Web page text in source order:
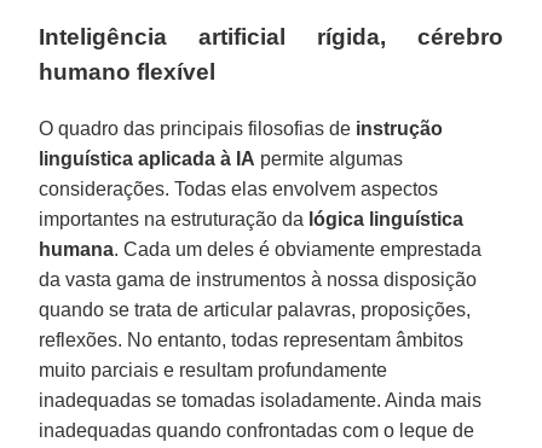
Inteligência artificial rígida, cérebro
humano flexível
O quadro das principais filosofias de instrução
linguística aplicada à IA permite algumas
considerações. Todas elas envolvem aspectos
importantes na estruturação da lógica linguística
humana. Cada um deles é obviamente emprestada
da vasta gama de instrumentos à nossa disposição
quando se trata de articular palavras, proposições,
reflexões. No entanto, todas representam âmbitos
muito parciais e resultam profundamente
inadequadas se tomadas isoladamente. Ainda mais
inadequadas quando confrontadas com o leque de